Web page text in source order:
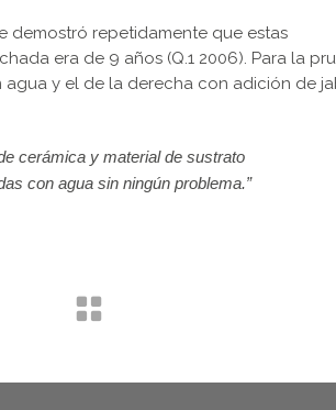
demostró repetidamente que estas
era de 9 años (Q.1 2006). Para la
y el de la derecha con adición de
cerámica y material de sustrato
con agua sin ningún problema.”